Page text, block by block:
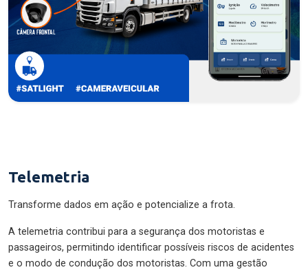
Telemetria
Transforme dados em ação e potencialize a frota.
A telemetria contribui para a segurança dos motoristas e
passageiros, permitindo identificar possíveis riscos de acidentes
e o modo de condução dos motoristas. Com uma gestão